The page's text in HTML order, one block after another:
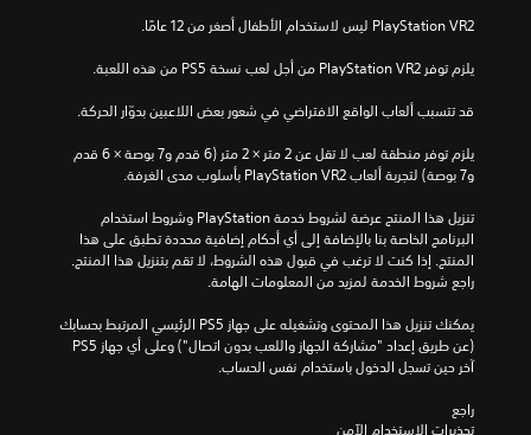
يلزم توفر PlayStation VR2 من أجل لعب نسخة PS5 من هذه اللعبة.
قد تتسبب ألعاب الواقع الافتراضي في شعور بعض اللاعبين بدوّار الحركة.
و7 بوصة) لتجربة ألعاب PlayStation VR2 بأسلوب مدى الغرفة.
راجع شروط الخدمة لمزيد من المعلومات الهامة.
آخر حين تسجل الدخول باستخدام نفس الحساب.
راجع
تحذيرات الاستخدام الآمن